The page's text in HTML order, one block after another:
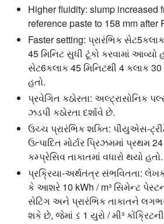
Higher fluidity: slump increased
reference paste to 158 mm after
Faster setting: પ્રારંભિક
45 મિનિટ સુધી ટૂંકો કરવામાં
સેટ6કલાક 45 મિનિટથી 4 કલાક
હતો.
પ્રવેગિત કઠોરતા: અલ્ટ્રાસોનિક
ઝડપી કઠોરતા દર્શાવે છે.
ઉચ્ચ પ્રારંભિક શક્તિ: પીયુએસ-
ઉત્પાદિત મોર્ટાર પ્રિઝમમાં પ્રથમ
કમ્પ્રેસિવ તાકાતમાં વધારો થયો હતો.
પ્રક્રિયા-અર્થતંત્ર સંભવિતતા:
કે આશરે 10 kWh / m³ સિમેન્ટ
સેટિંગ અને પ્રારંભિક તાકાતને
શકે છે, જેમાં ≤ 1 યુરો / મી³